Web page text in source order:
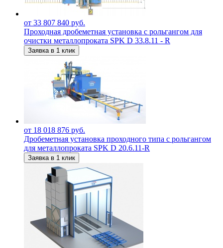
от 33 807 840 руб.
Проходная дробеметная установка с рольгангом для
очистки металлопроката SPK D 33.8.11 - R
Заявка в 1 клик
от 18 018 876 руб.
Дробеметная установка проходного типа с рольгангом
для металлопроката SPK D 20.6.11-R
Заявка в 1 клик